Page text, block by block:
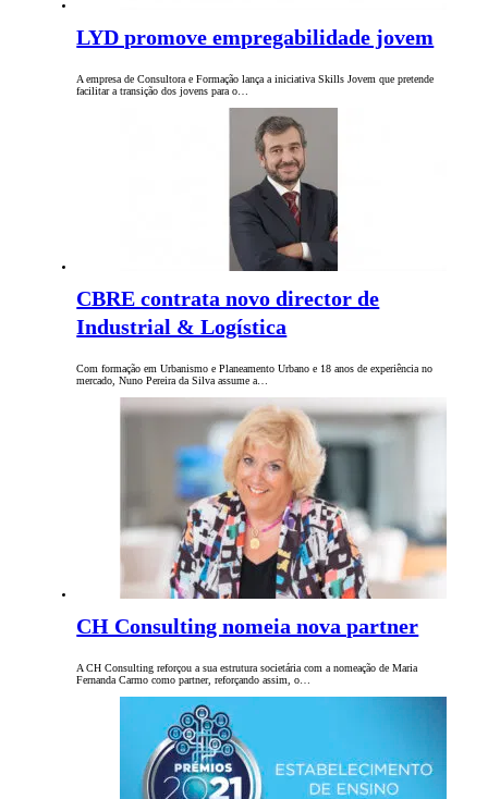
LYD promove empregabilidade jovem
A empresa de Consultora e Formação lança a iniciativa Skills Jovem que pretende
facilitar a transição dos jovens para o…
CBRE contrata novo director de
Industrial & Logística
Com formação em Urbanismo e Planeamento Urbano e 18 anos de experiência no
mercado, Nuno Pereira da Silva assume a…
CH Consulting nomeia nova partner
A CH Consulting reforçou a sua estrutura societária com a nomeação de Maria
Fernanda Carmo como partner, reforçando assim, o…